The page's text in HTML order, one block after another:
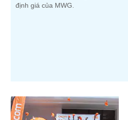
định giá của MWG.